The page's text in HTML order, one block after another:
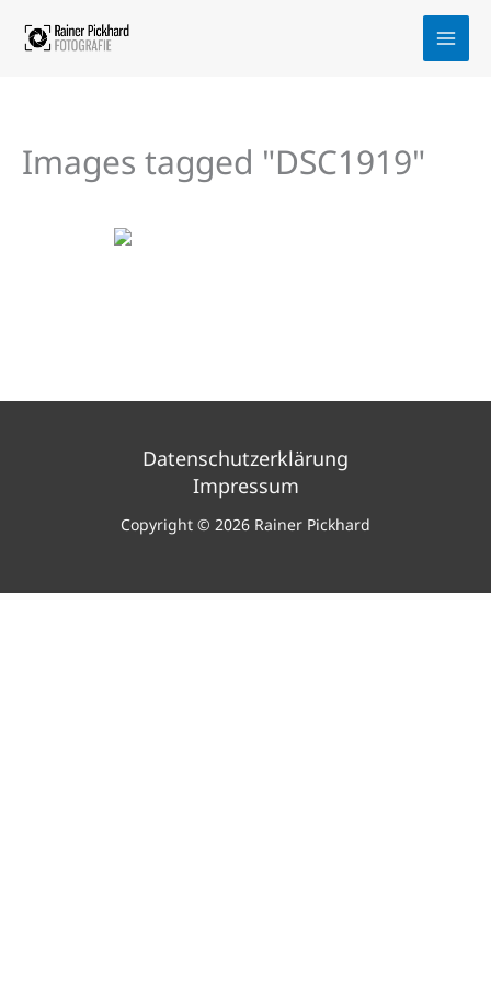
Inhalt
Images tagged "DSC1919"
Datenschutzerklärung
Impressum
Copyright © 2026 Rainer Pickhard